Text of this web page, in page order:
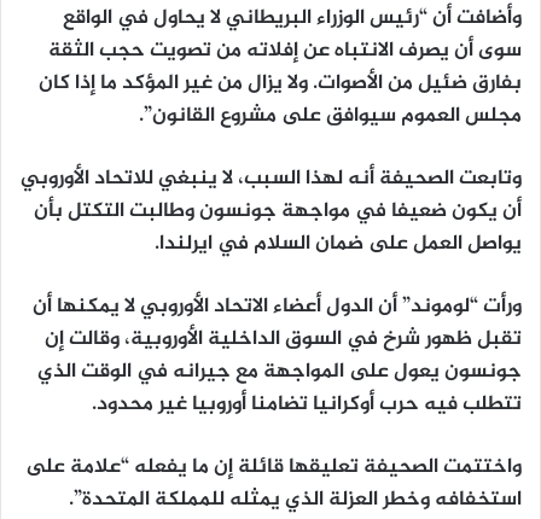
وأضافت أن “رئيس الوزراء البريطاني لا يحاول في الواقع
سوى أن يصرف الانتباه عن إفلاته من تصويت حجب الثقة
بفارق ضئيل من الأصوات. ولا يزال من غير المؤكد ما إذا كان
مجلس العموم سيوافق على مشروع القانون”.
وتابعت الصحيفة أنه لهذا السبب، لا ينبغي للاتحاد الأوروبي
أن يكون ضعيفا في مواجهة جونسون وطالبت التكتل بأن
يواصل العمل على ضمان السلام في ايرلندا.
ورأت “لوموند” أن الدول أعضاء الاتحاد الأوروبي لا يمكنها أن
تقبل ظهور شرخ في السوق الداخلية الأوروبية، وقالت إن
جونسون يعول على المواجهة مع جيرانه في الوقت الذي
تتطلب فيه حرب أوكرانيا تضامنا أوروبيا غير محدود.
واختتمت الصحيفة تعليقها قائلة إن ما يفعله “علامة على
استخفافه وخطر العزلة الذي يمثله للمملكة المتحدة”.